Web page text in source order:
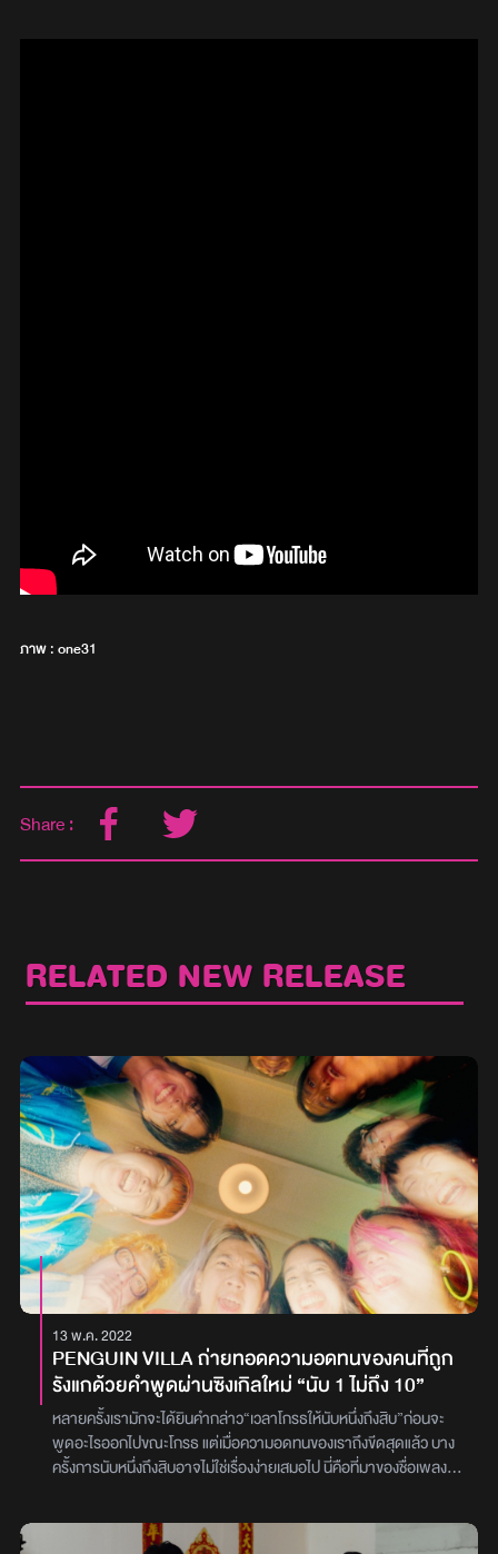
ภาพ : one31
Share :
RELATED NEW RELEASE
13 พ.ค. 2022
PENGUIN VILLA ถ่ายทอดความอดทนของคนที่ถูก
รังแกด้วยคำพูดผ่านซิงเกิลใหม่ “นับ 1 ไม่ถึง 10”
หลายครั้งเรามักจะได้ยินคำกล่าว“เวลาโกรธให้นับหนึ่งถึงสิบ”ก่อนจะ
พูดอะไรออกไปขณะโกรธ แต่เมื่อความอดทนของเราถึงขีดสุดแล้ว บาง
ครั้งการนับหนึ่งถึงสิบอาจไม่ใช่เรื่องง่ายเสมอไป นี่คือที่มาของชื่อเพลง
10)”ซิงเกิลใหม่ล่าสุดโดยศิลปินหนุ่มเสียงทรงเสน่ห์เจ-เจตมน มละโยธา
แห่งPenguin Villaพร้อมตีแผ่ความรู้สึกการถูกบูลลี่ (Bully)ปัญหา